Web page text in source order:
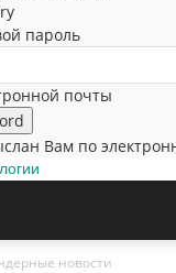
пароль
почты
Вам по
новости